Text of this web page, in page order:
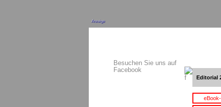
Anzeige
Besuchen Sie uns auf
Facebook
Editorial